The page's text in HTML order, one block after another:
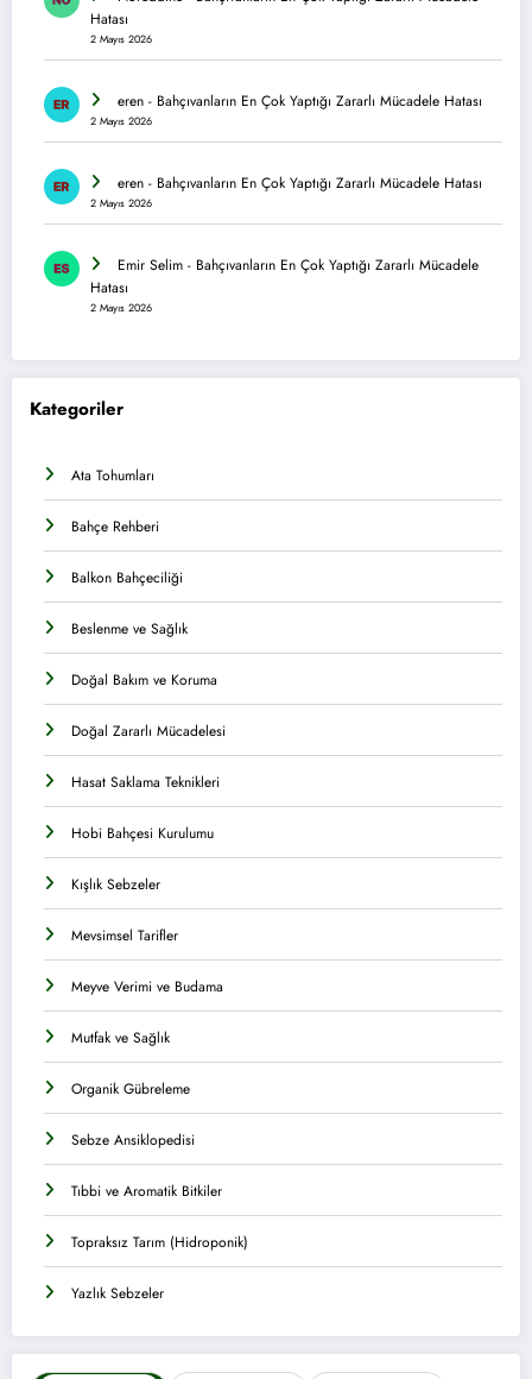
Hatası
2 Mayıs 2026
eren - Bahçıvanların En Çok Yaptığı Zararlı Mücadele Hatası
2 Mayıs 2026
eren - Bahçıvanların En Çok Yaptığı Zararlı Mücadele Hatası
2 Mayıs 2026
Emir Selim - Bahçıvanların En Çok Yaptığı Zararlı Mücadele
Hatası
2 Mayıs 2026
Kategoriler
Ata Tohumları
Bahçe Rehberi
Balkon Bahçeciliği
Beslenme ve Sağlık
Doğal Bakım ve Koruma
Doğal Zararlı Mücadelesi
Hasat Saklama Teknikleri
Hobi Bahçesi Kurulumu
Kışlık Sebzeler
Mevsimsel Tarifler
Meyve Verimi ve Budama
Mutfak ve Sağlık
Organik Gübreleme
Sebze Ansiklopedisi
Tıbbi ve Aromatik Bitkiler
Topraksız Tarım (Hidroponik)
Yazlık Sebzeler